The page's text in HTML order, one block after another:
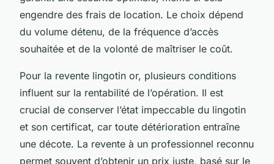
engendre des frais de location. Le choix dépend
du volume détenu, de la fréquence d’accès
souhaitée et de la volonté de maîtriser le coût.
Pour la revente lingotin or, plusieurs conditions
influent sur la rentabilité de l’opération. Il est
crucial de conserver l’état impeccable du lingotin
et son certificat, car toute détérioration entraîne
une décote. La revente à un professionnel reconnu
permet souvent d’obtenir un prix juste, basé sur le